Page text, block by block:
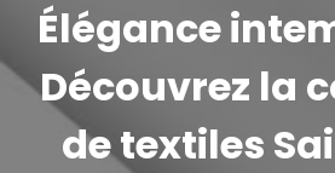
n
Élégance
Découvrez la
de textiles